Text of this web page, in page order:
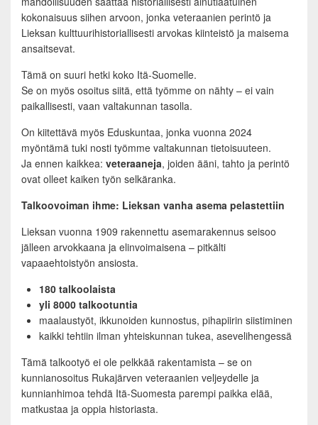
kokonaisuus siihen arvoon, jonka veteraanien perintö ja
Lieksan kulttuurihistoriallisesti arvokas kiinteistö ja maisema
ansaitsevat.
Tämä on suuri hetki koko Itä-Suomelle.
Se on myös osoitus siitä, että työmme on nähty – ei vain
paikallisesti, vaan valtakunnan tasolla.
On kiitettävä myös Eduskuntaa, jonka vuonna 2024
myöntämä tuki nosti työmme valtakunnan tietoisuuteen.
Ja ennen kaikkea: veteraaneja, joiden ääni, tahto ja perintö
ovat olleet kaiken työn selkäranka.
Talkoovoiman ihme: Lieksan vanha asema pelastettiin
Lieksan vuonna 1909 rakennettu asemarakennus seisoo
jälleen arvokkaana ja elinvoimaisena – pitkälti
vapaaehtoistyön ansiosta.
180 talkoolaista
yli 8000 talkootuntia
maalaustyöt, ikkunoiden kunnostus, pihapiirin siistiminen
kaikki tehtiin ilman yhteiskunnan tukea, asevelihengessä
Tämä talkootyö ei ole pelkkää rakentamista – se on
kunnianosoitus Rukajärven veteraanien veljeydelle ja
kunnianhimoa tehdä Itä-Suomesta parempi paikka elää,
matkustaa ja oppia historiasta.